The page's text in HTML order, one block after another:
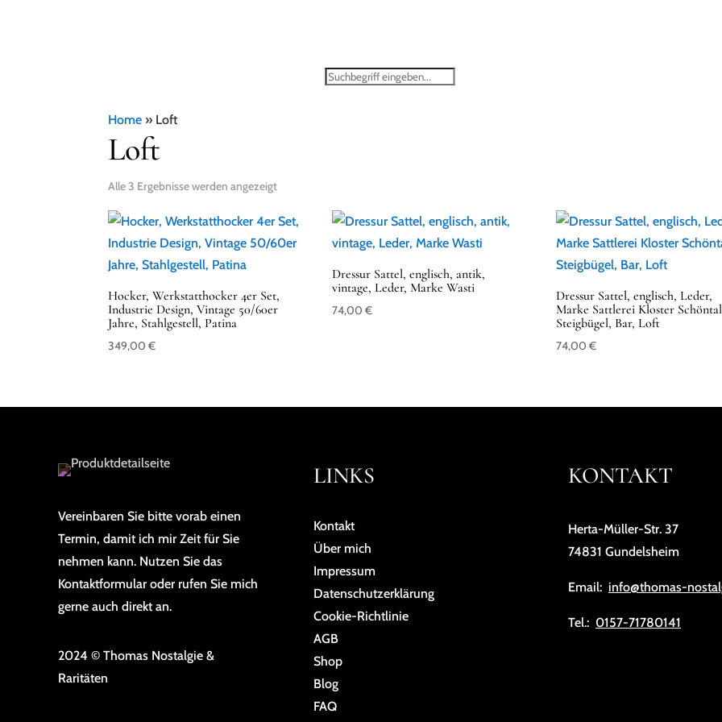
Home » Loft
Loft
Alle 3 Ergebnisse werden angezeigt
Hocker, Werkstatthocker 4er Set,
Industrie Design, Vintage 50/60er
Jahre, Stahlgestell, Patina
349,00€
Dressur Sattel, englisch, antik,
vintage, Leder, Marke Wasti
74,00€
Dressur Sattel, englisch, Leder,
Marke Sattlerei Kloster
Steigbügel, Bar, Loft
74,00€
Vereinbaren Sie bitte vorab einen
Termin, damit ich mir Zeit für Sie
nehmen kann. Nutzen Sie das
Kontaktformular oder rufen Sie mich
gerne auch direkt an.
2024 © Thomas Nostalgie &
Raritäten
LINKS
Kontakt
Über mich
Impressum
Da­ten­schutz­er­klä­rung
Cookie-Richtlinie
AGB
Shop
Blog
FAQ
KONTAKT
Herta-Müller-Str. 37
74831 Gundelsheim
Email: info@thomas-
Tel.: 0157-71780141